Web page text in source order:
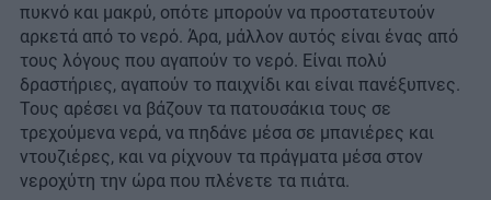
πυκνό και μακρύ, οπότε μπορούν να προστατευτούν
αρκετά από το νερό. Άρα, μάλλον αυτός είναι ένας από
τους λόγους που αγαπούν το νερό. Είναι πολύ
δραστήριες, αγαπούν το παιχνίδι και είναι πανέξυπνες.
Τους αρέσει να βάζουν τα πατουσάκια τους σε
τρεχούμενα νερά, να πηδάνε μέσα σε μπανιέρες και
ντουζιέρες, και να ρίχνουν τα πράγματα μέσα στον
νεροχύτη την ώρα που πλένετε τα πιάτα.